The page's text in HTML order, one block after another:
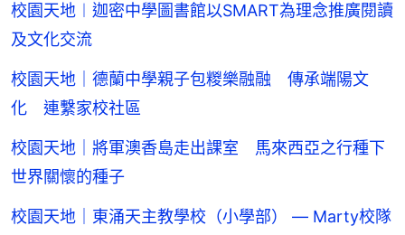
校園天地︱迦密中學圖書館以SMART為理念推廣閱讀
及文化交流
校園天地｜德蘭中學親子包糉樂融融 傳承端陽文
化 連繫家校社區
校園天地｜將軍澳香島走出課室 馬來西亞之行種下
世界關懷的種子
校園天地｜東涌天主教學校（小學部） — Marty校隊